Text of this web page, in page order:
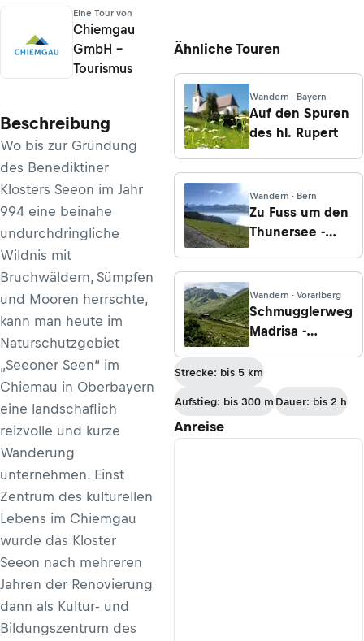
Eine Tour von
Chiemgau
GmbH –
Tourismus
Beschreibung
Wo bis zur Gründung
des Benediktiner
Klosters Seeon im Jahr
994 eine beinahe
undurchdringliche
Wildnis mit
Bruchwäldern, Sümpfen
und Mooren herrschte,
kann man heute im
Naturschutzgebiet
„Seeoner Seen“ im
Chiemau in Oberbayern
eine landschaflich
reizvolle und kurze
Wanderung
unternehmen. Einst
Zentrum des kulturellen
Lebens im Chiemgau
wurde das Kloster
Seeon nach mehreren
Jahren der Renovierung
dann als Kultur- und
Bildungszentrum des
Ähnliche Touren
Wandern · Bayern
Auf den Spuren
des hl. Rupert
Wandern · Bern
Zu Fuss um den
Thunersee -
Thun
Wandern · Vorarlberg
Schmugglerweg
Madrisa -
Gargellen nach
Klosters
Strecke: bis 5 km
Aufstieg: bis 300 m Dauer: bis 2 h
Anreise